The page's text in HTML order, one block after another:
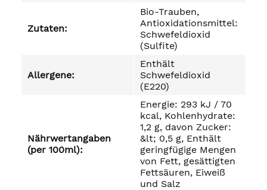
Zutaten:
Bio-Trauben,
Antioxidationsmittel:
Schwefeldioxid
(Sulfite)
Allergene:
Enthält
Schwefeldioxid
(E220)
Nährwertangaben
(per 100ml):
Energie: 293 kJ / 70
kcal, Kohlenhydrate:
1,2 g, davon Zucker:
&lt; 0,5 g, Enthält
geringfügige Mengen
von Fett, gesättigten
Fettsäuren, Eiweiß
und Salz